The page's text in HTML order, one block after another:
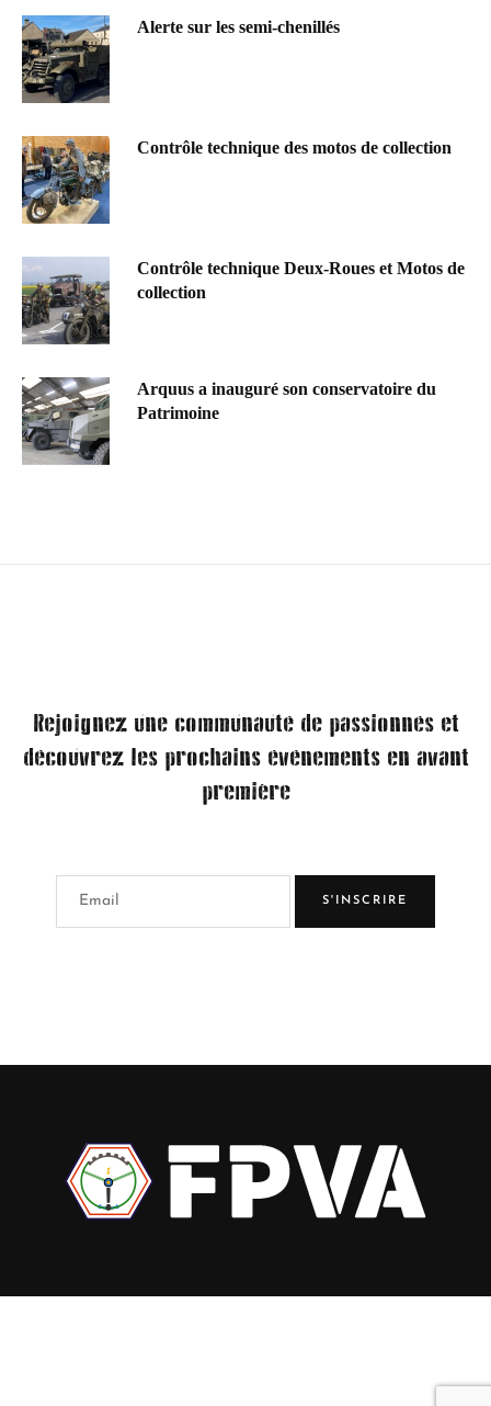
Alerte sur les semi-chenillés
Contrôle technique des motos de collection
Contrôle technique Deux-Roues et Motos de
collection
Arquus a inauguré son conservatoire du
Patrimoine
Rejoignez une communauté de passionnés et
découvrez les prochains événements en avant
première
S'INSCRIRE